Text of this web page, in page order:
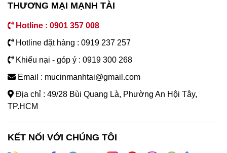
THƯƠNG MẠI MẠNH TÀI
Hotline : 0901 357 008
Hotline đặt hàng : 0919 237 257
Khiếu nại - góp ý : 0919 300 268
Email : mucinmanhtai@gmail.com
Địa chỉ : 49/28 Bùi Quang Là, Phường An Hội Tây,
TP.HCM
KẾT NỐI VỚI CHÚNG TÔI